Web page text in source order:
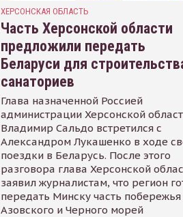
ХЕРСОНСКАЯ ОБЛАСТЬ
Часть Херсонской области
предложили передать
Беларуси для
санаториев
Глава назначенной Россией
администрации Херсонской
Владимир Сальдо встретился с
Александром Лукашенко в ходе
поездки в Беларусь. После этого
разговора глава Херсонской
заявил журналистам, что регион
передать Минску часть побережья
Азовского и Черного морей